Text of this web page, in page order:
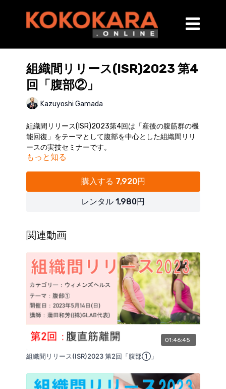
組織間リリース(ISR)2023 第4
回「腹部②」
Kazuyoshi Gamada
組織間リリース(ISR)2023第4回は「産後の腹筋群の機
能回復」をテーマとして腹部を中心とした組織間リリ
ースの実技セミナーです。
※申し訳ございません。音声が聞き取りづらい部分が
際のセミナーよりもトータルの動画時間が短くなる場
合がございます。
（講師：蒲田和芳）
もっと知る
購入する 7,920円
レンタル 1,980円
関連動画
01:46:45
組織間リリース(ISR)2023 第2回「腹部①」